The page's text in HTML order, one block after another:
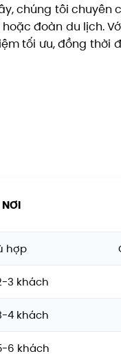
chúng tôi
đoàn du lịch.
tối ưu, đồng thời
hợp
3 khách
4 khách
6 khách